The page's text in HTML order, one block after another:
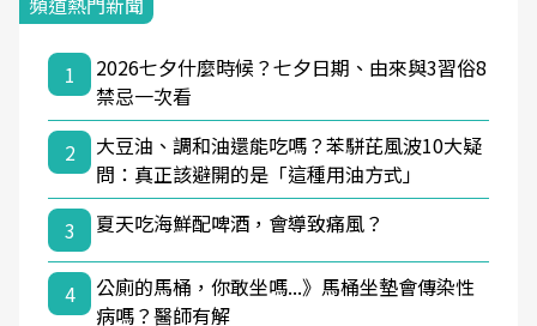
1
2026七夕什麼時候？七夕日期、由來與3習俗8
禁忌一次看
2
大豆油、調和油還能吃嗎？苯駢芘風波10大疑
問：真正該避開的是「這種用油方式」
3
夏天吃海鮮配啤酒，會導致痛風？
4
公廁的馬桶，你敢坐嗎...》馬桶坐墊會傳染性
病嗎？醫師有解